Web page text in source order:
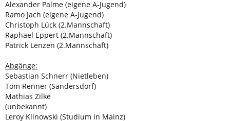
Alexander Palme (eigene A-Jugend)
Ramo Jach (eigene A-Jugend)
Christoph Lück (2.Mannschaft)
Raphael Eppert (2.Mannschaft)
Patrick Lenzen (2.Mannschaft)
Abgänge:
Sebastian Schnerr (Nietleben)
Tom Renner (Sandersdorf)
Mathias Zilke
(unbekannt)
Leroy Klinowski (Studium in Mainz)